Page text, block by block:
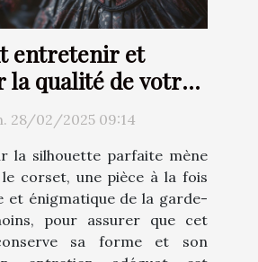
entretenir et
la qualité de votre
28/02/2025 09:14
la silhouette parfaite mène
corset, une pièce à la fois
et énigmatique de la garde-
pour assurer que cet
sa forme et son